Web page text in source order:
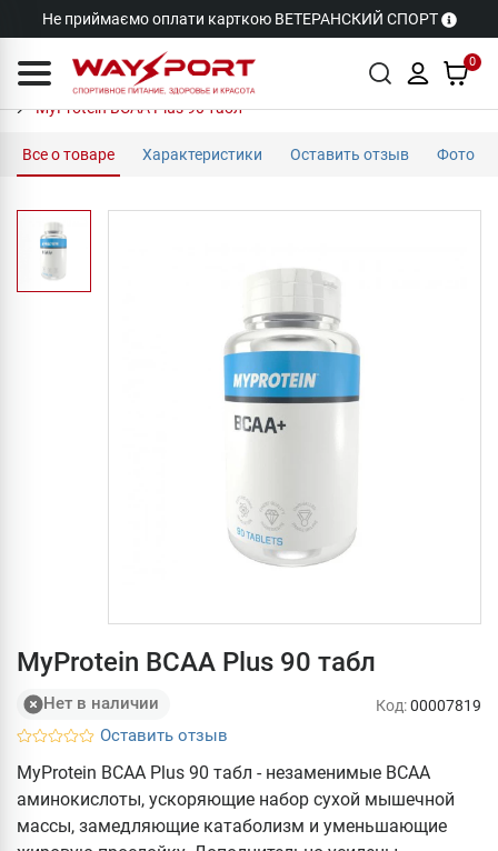
Не приймаємо оплати карткою ВЕТЕРАНСКИЙ СПОРТ
0
MyProtein BCAA Plus 90 табл
Все о товаре Характеристики Оставить отзыв Фото
MyProtein BCAA Plus 90 табл
Нет в наличии
Оставить отзыв
Код:00007819
MyProtein BCAA Plus 90 табл - незаменимые ВСАА
аминокислоты, ускоряющие набор сухой мышечной
массы, замедляющие катаболизм и уменьшающие